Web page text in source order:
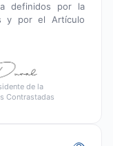
definidos por la
y por el Artículo
de la
Contrastadas